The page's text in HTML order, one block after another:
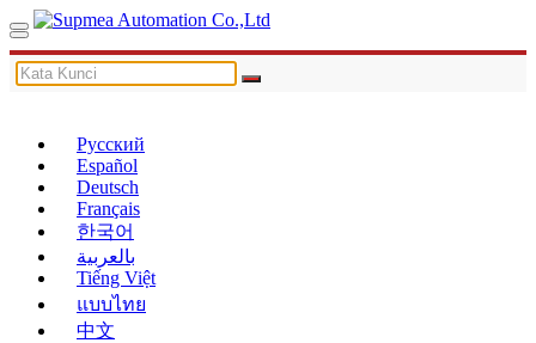
Русский
Español
Deutsch
Français
한국어
بالعربية
Tiếng Việt
แบบไทย
中文